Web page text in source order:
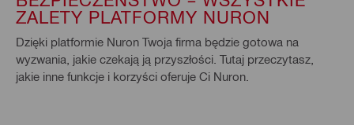
ZALETY PLATFORMY NURON
Dzięki platformie Nuron Twoja firma będzie gotowa na
wyzwania, jakie czekają ją przyszłości. Tutaj przeczytasz,
jakie inne funkcje i korzyści oferuje Ci Nuron.